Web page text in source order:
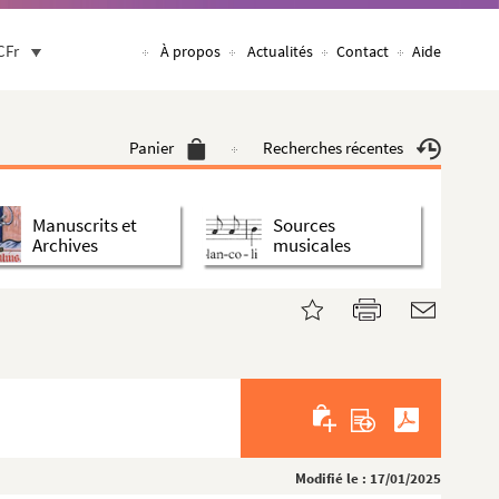
À propos Actualités Contact Aide
Panier Recherches récentes
Manuscrits et
Archives
Sources
musicales
Modifié le : 17/01/2025